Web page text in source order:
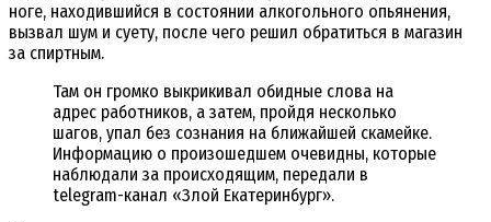
ноге, находившийся в состоянии алкогольного опьянения,
вызвал шум и суету, после чего решил обратиться в магазин
за спиртным.
Там он громко выкрикивал обидные слова на
адрес работников, а затем, пройдя несколько
шагов, упал без сознания на ближайшей скамейке.
Информацию о произошедшем очевидны, которые
наблюдали за происходящим, передали в
telegram-канал «Злой Екатеринбург».